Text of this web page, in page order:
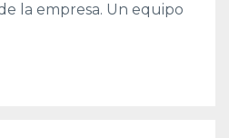
la empresa. Un equipo